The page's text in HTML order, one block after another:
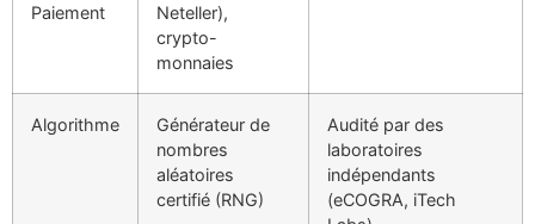
Paiement
Neteller),
crypto-
monnaies
Algorithme
Générateur de
nombres
aléatoires
certifié (RNG)
Audité par des
laboratoires
indépendants
(eCOGRA, iTech